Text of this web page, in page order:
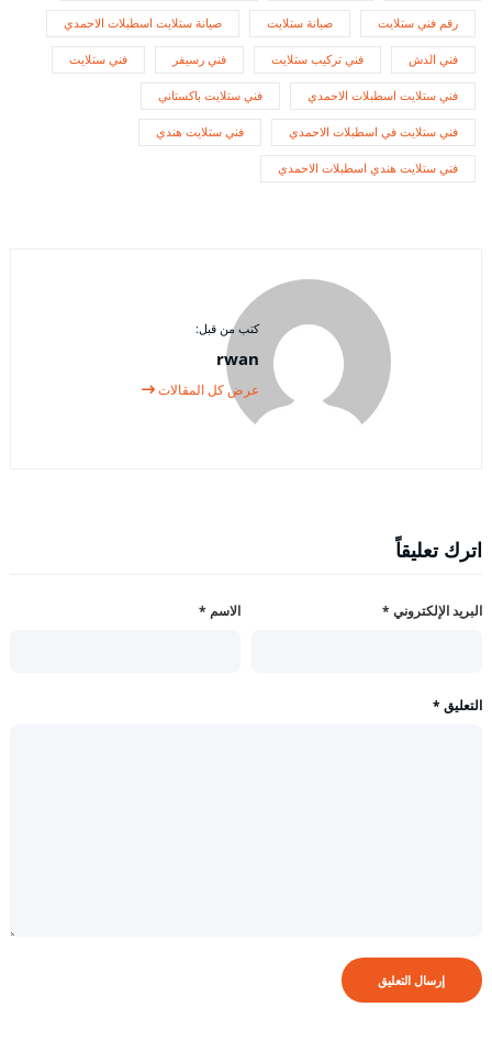
رقم فني ستلايت صيانة ستلايت صيانة ستلايت اسطبلات الاحمدي
فني الدش فني تركيب ستلايت فني رسيفر فني ستلايت
فني ستلايت اسطبلات الاحمدي فني ستلايت باكستاني
فني ستلايت في اسطبلات الاحمدي فني ستلايت هندي
فني ستلايت هندي اسطبلات الاحمدي
كتب من قبل:
rwan
عرض كل المقالات
اترك تعليقاً
الاسم * البريد الإلكتروني *
التعليق *